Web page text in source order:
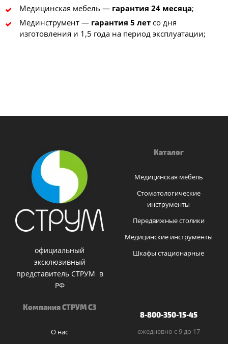
Медицинская мебель — гарантия 24 месяца;
Мединструмент — гарантия 5 летсо дня
изготовления и 1,5 года на период эксплуатации;
официальный
эксклюзивный
представитель СТРУМ в
РФ
Каталог
Медицинская мебель
Стоматологические
инструменты
Передвижные столики
Медицинские инструменты
Шкафы стационарные
Компания СТРУМ СЗ
О нас
8-800-350-15-45
ежедневно с 9 до 17